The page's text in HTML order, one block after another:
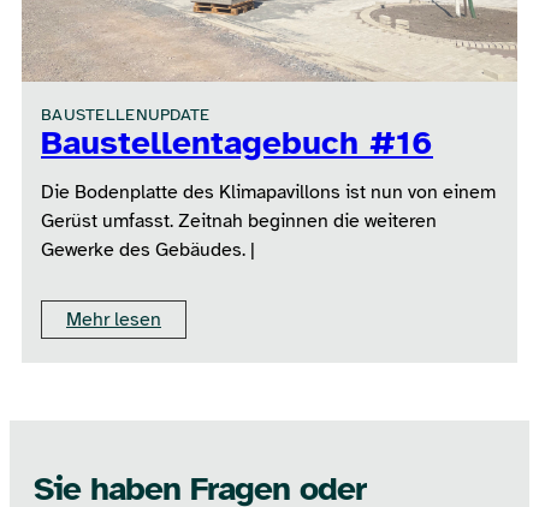
BAUSTELLENUPDATE
Baustellentagebuch #16
Die Bodenplatte des Klimapavillons ist nun von einem
Gerüst umfasst. Zeitnah beginnen die weiteren
Gewerke des Gebäudes. |
Mehr lesen
Sie haben Fragen oder